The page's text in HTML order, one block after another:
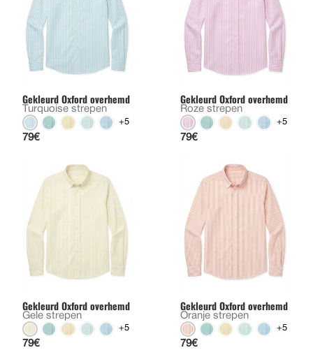
Gekleurd Oxford overhemd
Turquoise strepen
+5
79€
Gekleurd Oxford overhemd
Roze strepen
+5
79€
Gekleurd Oxford overhemd
Gele strepen
+5
79€
Gekleurd Oxford overhemd
Oranje strepen
+5
79€